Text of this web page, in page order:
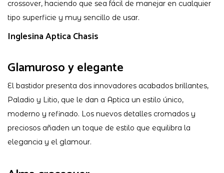
crossover, haciendo que sea fácil de manejar en cualquier
tipo superficie y muy sencillo de usar.
Inglesina Aptica Chasis
Glamuroso y elegante
El bastidor presenta dos innovadores acabados brillantes,
Paladio y Litio, que le dan a Aptica un estilo único,
moderno y refinado. Los nuevos detalles cromados y
preciosos añaden un toque de estilo que equilibra la
elegancia y el glamour.